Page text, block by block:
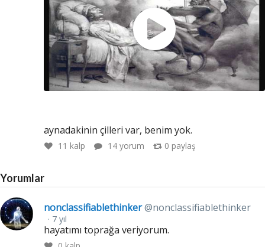
aynadakinin çilleri var, benim yok.
11 kalp 14 yorum 0 paylaş
Yorumlar
nonclassifiablethinker@nonclassifiablethinker
7 yıl
hayatımı toprağa veriyorum.